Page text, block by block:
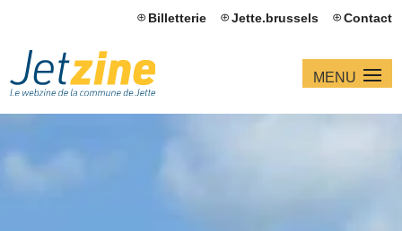
Billetterie Jette.brussels Contact